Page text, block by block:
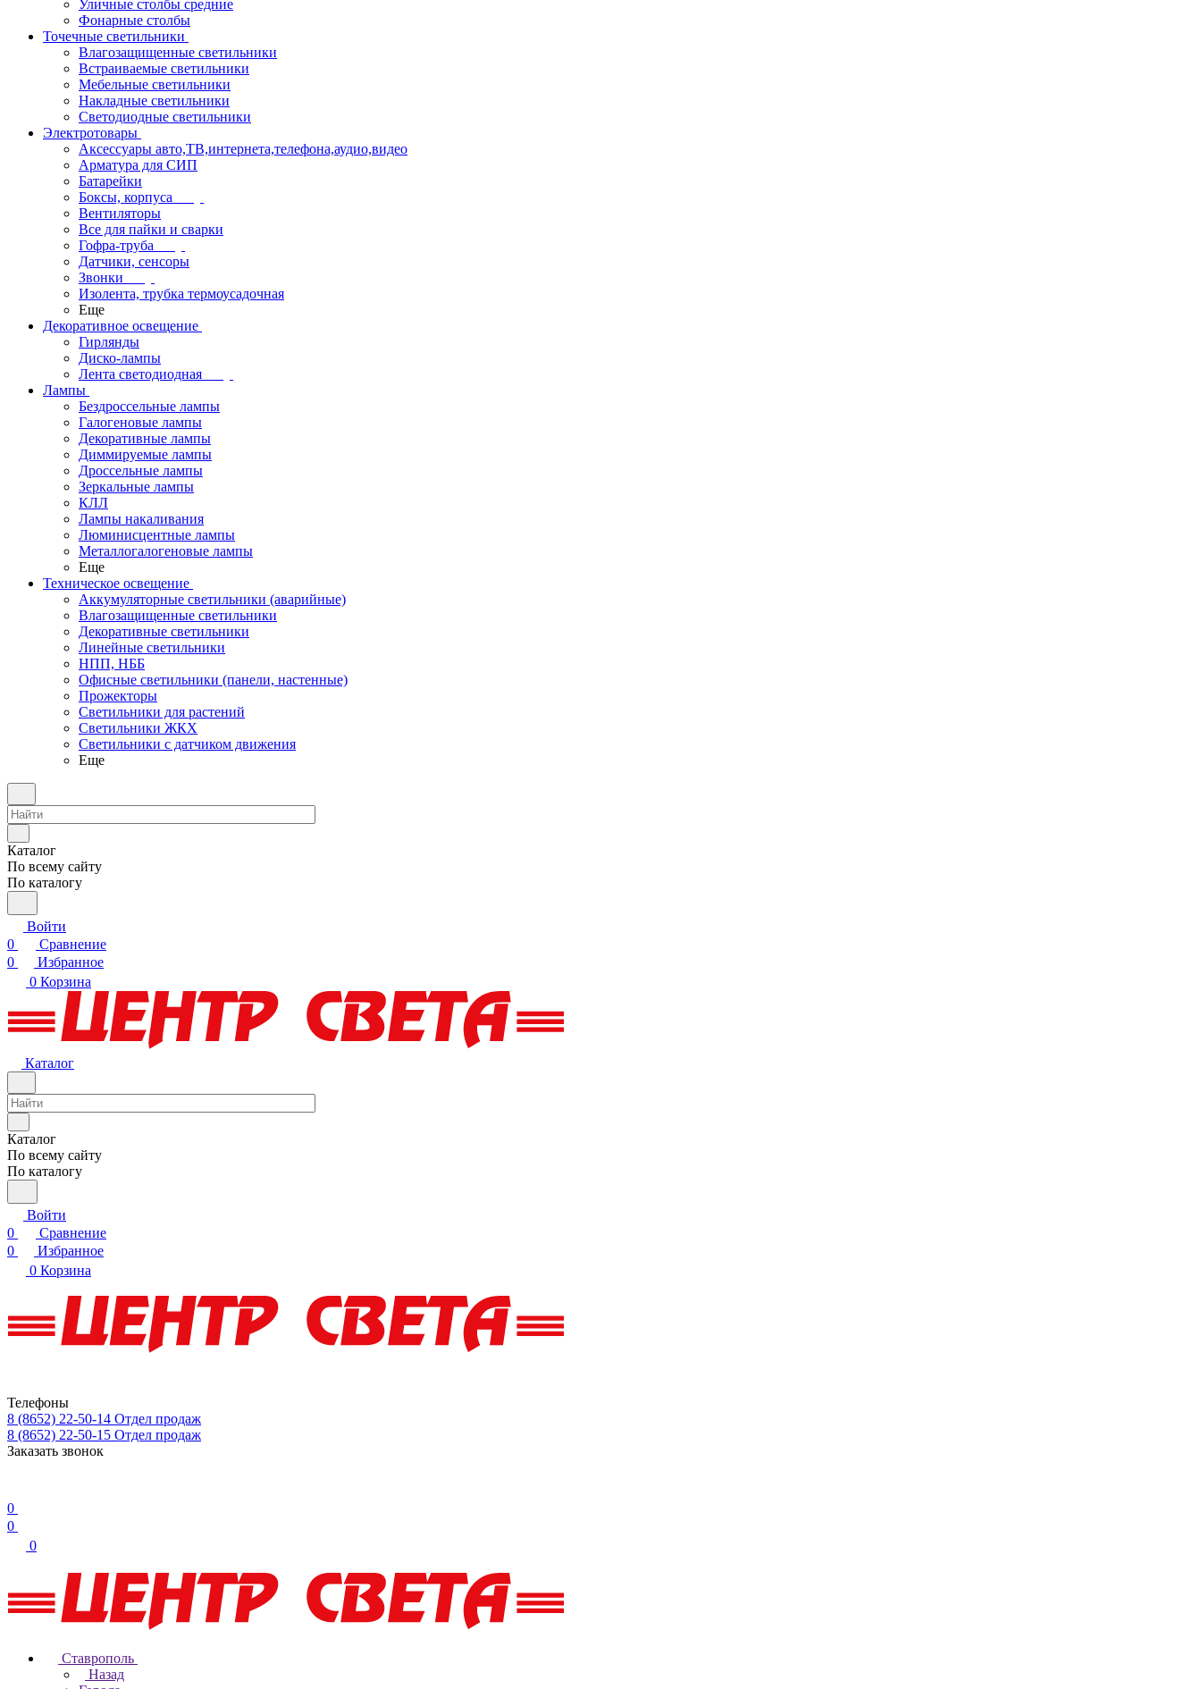
Уличные столбы средние
Фонарные столбы
Точечные светильники
Влагозащищенные светильники
Встраиваемые светильники
Мебельные светильники
Накладные светильники
Светодиодные светильники
Электротовары
Аксессуары авто,ТВ,интернета,телефона,аудио,видео
Арматура для СИП
Батарейки
Боксы, корпуса
Вентиляторы
Все для пайки и сварки
Гофра-труба
Датчики, сенсоры
Звонки
Изолента, трубка термоусадочная
Еще
Декоративное освещение
Гирлянды
Диско-лампы
Лента светодиодная
Лампы
Бездроссельные лампы
Галогеновые лампы
Декоративные лампы
Диммируемые лампы
Дроссельные лампы
Зеркальные лампы
КЛЛ
Лампы накаливания
Люминисцентные лампы
Металлогалогеновые лампы
Еще
Техническое освещение
Аккумуляторные светильники (аварийные)
Влагозащищенные светильники
Декоративные светильники
Линейные светильники
НПП, НББ
Офисные светильники (панели, настенные)
Прожекторы
Светильники для растений
Светильники ЖКХ
Светильники с датчиком движения
Еще
Каталог
По всему сайту
По каталогу
Войти
0
Сравнение
0
Избранное
0 Корзина
Каталог
Каталог
По всему сайту
По каталогу
Войти
0
Сравнение
0
Избранное
0 Корзина
Телефоны
8 (8652) 22-50-14 Отдел продаж
8 (8652) 22-50-15 Отдел продаж
Заказать звонок
0
0
0
Ставрополь
Назад